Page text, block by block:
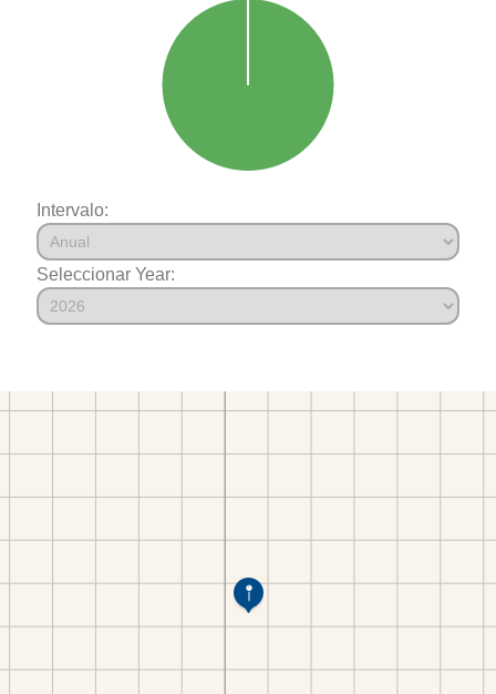
Intervalo:
Seleccionar Year: